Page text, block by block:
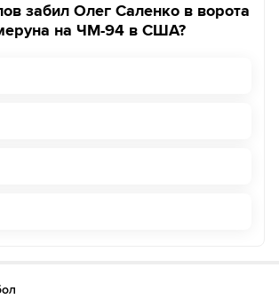
забил Олег Саленко в ворота
на ЧМ-94 в США?